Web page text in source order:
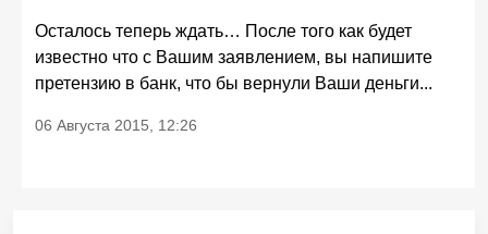
Осталось теперь ждать… После того как будет
известно что с Вашим заявлением, вы напишите
претензию в банк, что бы вернули Ваши деньги...
06 Августа 2015, 12:26